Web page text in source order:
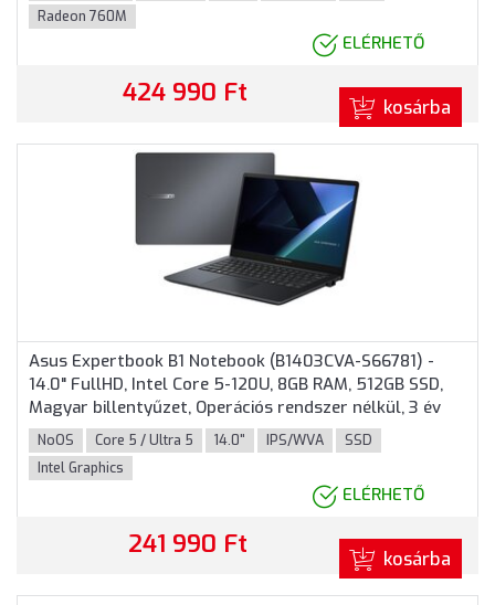
Radeon 760M
ELÉRHETŐ
424 990 Ft kosárba
Asus Expertbook B1 Notebook (B1403CVA-S66781) -
14.0" FullHD, Intel Core 5-120U, 8GB RAM, 512GB SSD,
Magyar billentyűzet, Operációs rendszer nélkül, 3 év
garancia, Szürke színben
NoOS Core 5 / Ultra 5 14.0" IPS/WVA
SSD
Intel Graphics
ELÉRHETŐ
241 990 Ft kosárba